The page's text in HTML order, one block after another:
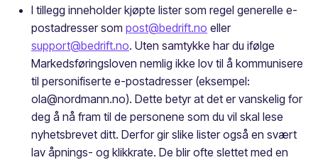
I tillegg inneholder kjøpte lister som regel generelle e-
postadresser som post@bedrift.no eller
support@bedrift.no. Uten samtykke har du ifølge
Markedsføringsloven nemlig ikke lov til å kommunisere
til personifiserte e-postadresser (eksempel:
ola@nordmann.no). Dette betyr at det er vanskelig for
deg å nå fram til de personene som du vil skal lese
nyhetsbrevet ditt. Derfor gir slike lister også en svært
lav åpnings- og klikkrate. De blir ofte slettet med en